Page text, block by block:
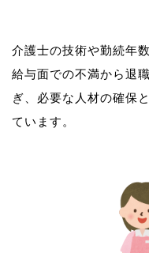
介護士の技術や勤続年
給与面での不満から退
ぎ、必要な人材の確保
ています。